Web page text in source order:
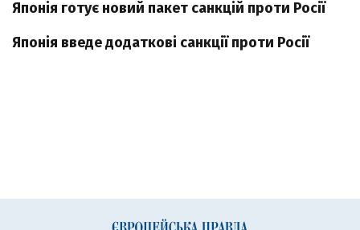
Японія готує новий пакет санкцій проти Росії
Японія введе додаткові санкції проти Росії